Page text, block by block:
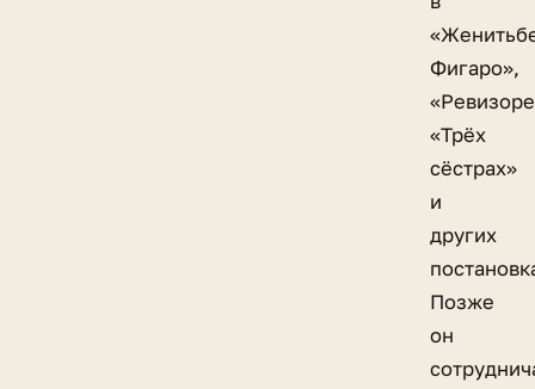
Фигаро»,
«Трёх
сёстрах»
и
других
Позже
он